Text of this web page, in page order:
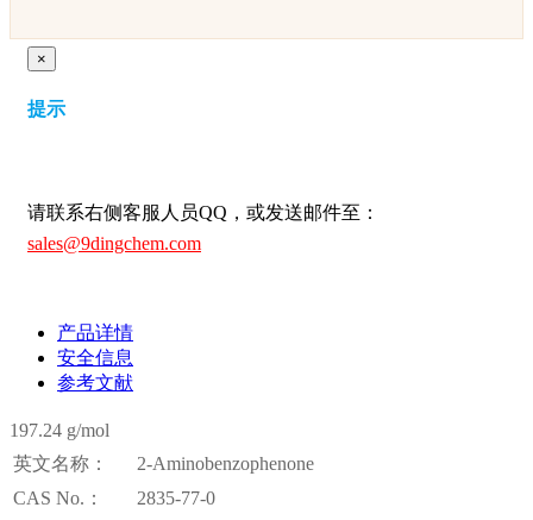
×
提示
请联系右侧客服人员QQ，或发送邮件至：
sales@9dingchem.com
产品详情
安全信息
参考文献
197.24 g/mol
英文名称：
2-Aminobenzophenone
CAS No.：
2835-77-0